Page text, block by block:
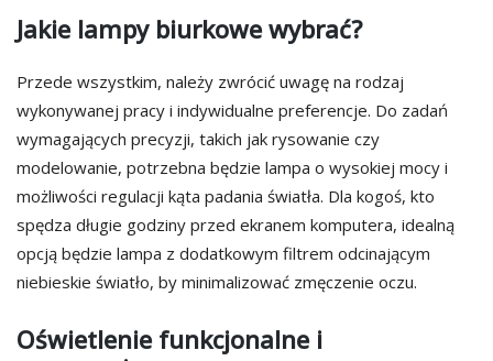
Jakie lampy biurkowe wybrać?
Przede wszystkim, należy zwrócić uwagę na rodzaj
wykonywanej pracy i indywidualne preferencje. Do zadań
wymagających precyzji, takich jak rysowanie czy
modelowanie, potrzebna będzie lampa o wysokiej mocy i
możliwości regulacji kąta padania światła. Dla kogoś, kto
spędza długie godziny przed ekranem komputera, idealną
opcją będzie lampa z dodatkowym filtrem odcinającym
niebieskie światło, by minimalizować zmęczenie oczu.
Oświetlenie funkcjonalne i